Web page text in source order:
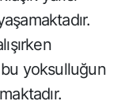
bu yoksulluğun